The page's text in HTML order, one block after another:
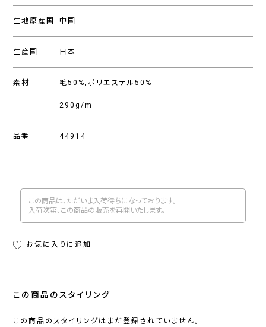
生地原産国 中国
生産国 日本
素材 毛50%,ポリエステル50%
290g/m
品番 44914
この商品は、ただいま入荷待ちになっております。
入荷次第、この商品の販売を再開いたします。
お気に入りに追加
この商品のスタイリング
この商品のスタイリングはまだ登録されていません。